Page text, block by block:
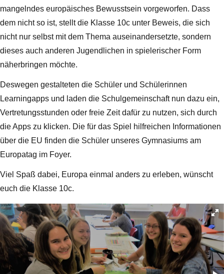
mangelndes europäisches Bewusstsein vorgeworfen. Dass
dem nicht so ist, stellt die Klasse 10c unter Beweis, die sich
nicht nur selbst mit dem Thema auseinandersetzte, sondern
dieses auch anderen Jugendlichen in spielerischer Form
näherbringen möchte.
Deswegen gestalteten die Schüler und Schülerinnen
Learningapps und laden die Schulgemeinschaft nun dazu ein,
Vertretungsstunden oder freie Zeit dafür zu nutzen, sich durch
die Apps zu klicken. Die für das Spiel hilfreichen Informationen
über die EU finden die Schüler unseres Gymnasiums am
Europatag im Foyer.
Viel Spaß dabei, Europa einmal anders zu erleben, wünscht
euch die Klasse 10c.